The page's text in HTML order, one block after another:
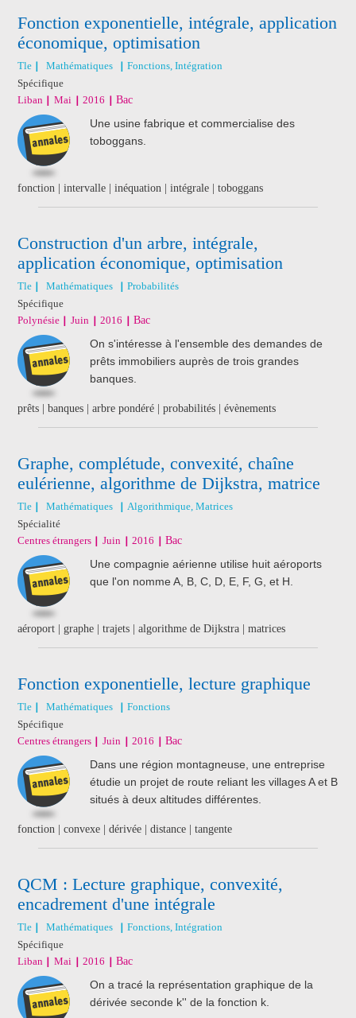
Fonction exponentielle, intégrale, application
économique, optimisation
Tle Mathématiques
Fonctions, Intégration
Spécifique
Liban
Mai 2016 Bac
Une usine fabrique et commercialise des
toboggans.
fonction | intervalle | inéquation | intégrale | toboggans
Construction d'un arbre, intégrale,
application économique, optimisation
Tle Mathématiques
Probabilités
Spécifique
Polynésie
Juin 2016 Bac
On s'intéresse à l'ensemble des demandes de
prêts immobiliers auprès de trois grandes
banques.
prêts | banques | arbre pondéré | probabilités | évènements
Graphe, complétude, convexité, chaîne
eulérienne, algorithme de Dijkstra, matrice
Tle Mathématiques
Algorithmique, Matrices
Spécialité
Centres étrangers
Juin 2016 Bac
Une compagnie aérienne utilise huit aéroports
que l'on nomme A, B, C, D, E, F, G, et H.
aéroport | graphe | trajets | algorithme de Dijkstra | matrices
Fonction exponentielle, lecture graphique
Tle Mathématiques
Fonctions
Spécifique
Centres étrangers
Juin 2016 Bac
Dans une région montagneuse, une entreprise
étudie un projet de route reliant les villages A et B
situés à deux altitudes différentes.
fonction | convexe | dérivée | distance | tangente
QCM : Lecture graphique, convexité,
encadrement d'une intégrale
Tle Mathématiques
Fonctions, Intégration
Spécifique
Liban
Mai 2016 Bac
On a tracé la représentation graphique de la
dérivée seconde k'' de la fonction k.